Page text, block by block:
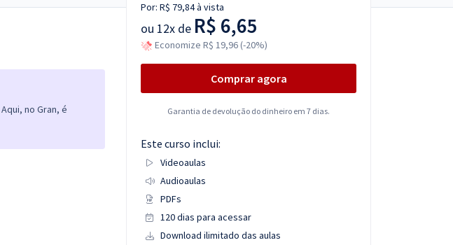
no Gran, é
Por: R$ 79,84à vista
ou 12x de R$ 6,65
Economize R$ 19,96 (-20%)
Comprar agora
Garantia de devolução do dinheiro em 7 dias.
Este curso inclui:
Videoaulas
Audioaulas
PDFs
120 dias para acessar
Download ilimitado das aulas